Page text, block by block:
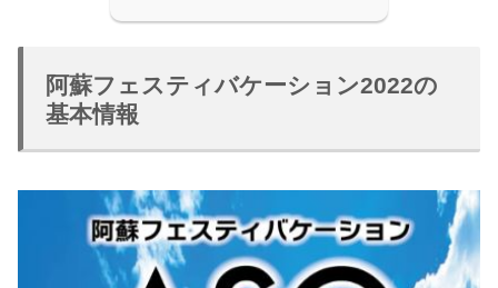
阿蘇フェスティバケーション2022の
基本情報